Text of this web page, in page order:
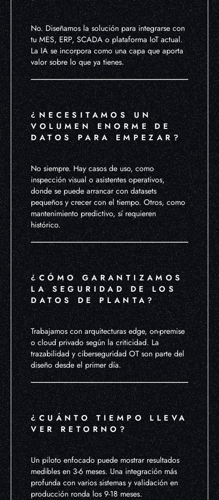
No. Diseñamos la solución para integrarse con
tu MES, ERP, SCADA o plataforma IoT actual.
La IA se incorpora como una capa que aporta
valor sobre lo que ya tienes.
¿NECESITAMOS UN
VOLUMEN ENORME DE
DATOS PARA EMPEZAR?
No siempre. Hay casos de uso, como
inspección visual o asistentes operativos,
donde se puede arrancar con datasets
pequeños y crecer con el tiempo. Otros, como
mantenimiento predictivo, sí requieren
histórico.
¿CÓMO GARANTIZAMOS
LA SEGURIDAD DE LOS
DATOS DE PLANTA?
Trabajamos con arquitecturas edge, on-premise
o cloud privado según la criticidad. La
trazabilidad y ciberseguridad OT son parte del
diseño desde el primer día.
¿CUÁNTO TIEMPO LLEVA
VER RETORNO?
Un piloto enfocado puede mostrar resultados
medibles en 3-6 meses. Una integración más
profunda con varios sistemas y validación en
producción ronda los 9-18 meses.